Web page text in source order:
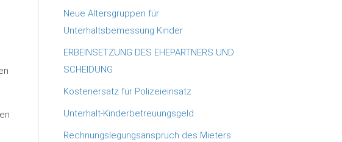
Neue Altersgruppen für
Unterhaltsbemessung Kinder
ERBEINSETZUNG DES EHEPARTNERS UND
SCHEIDUNG
Kostenersatz für Polizeieinsatz
Unterhalt-Kinderbetreuungsgeld
Rechnungslegungsanspruch des Mieters